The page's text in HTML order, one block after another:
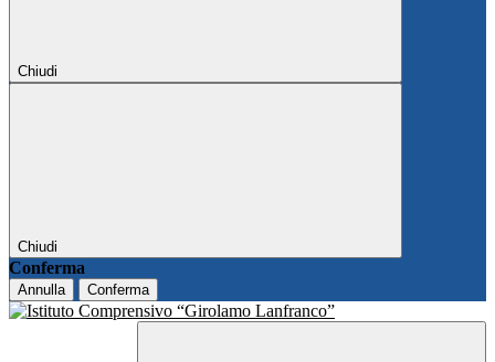
Chiudi
Chiudi
Conferma
Annulla Conferma